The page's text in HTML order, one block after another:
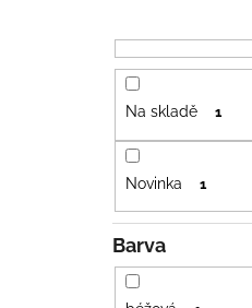
Na skladě 1
Novinka 1
Barva